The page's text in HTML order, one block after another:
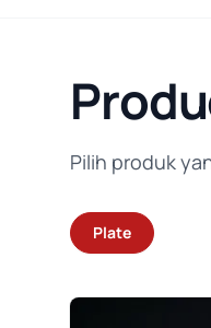
Pilih produk
Plate